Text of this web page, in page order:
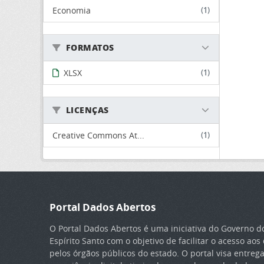
Economia (1)
FORMATOS
XLSX (1)
LICENÇAS
Creative Commons At... (1)
Portal Dados Abertos
O Portal Dados Abertos é uma iniciativa do Governo
Espírito Santo com o objetivo de facilitar o acesso aos
pelos órgãos públicos do estado. O portal visa